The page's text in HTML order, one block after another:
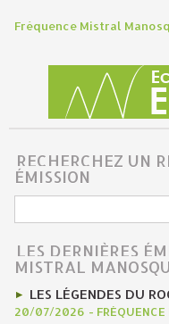
Fréquence Mistral
RECHERCHEZ UN
ÉMISSION
LES DERNIÈRES
MISTRAL
LES LÉGENDES DU
20/07/2026 - FRÉQUENCE